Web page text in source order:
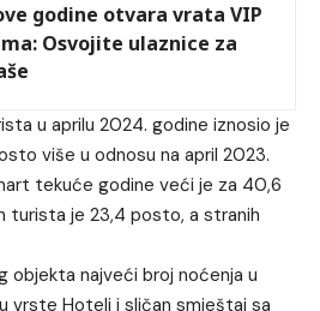
godine otvara vrata VIP
Osvojite ulaznice za
u aprilu 2024. godine iznosio je
više u odnosu na april 2023.
tekuće godine veći je za 40,6
turista je 23,4 posto, a stranih
objekta najveći broj noćenja u
vrste Hoteli i sličan smještaj sa